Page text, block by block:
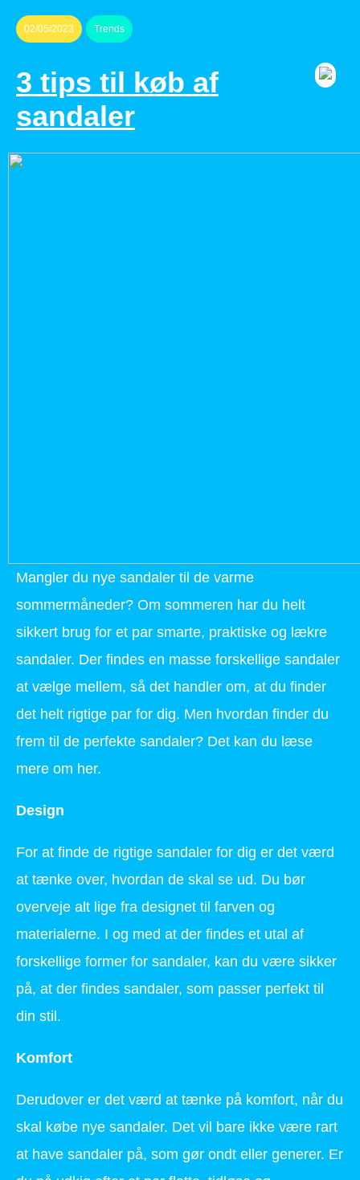
02/05/2023 Trends
3 tips til køb af
sandaler
Mangler du nye sandaler til de varme
sommermåneder? Om sommeren har du helt
sikkert brug for et par smarte, praktiske og lækre
sandaler. Der findes en masse forskellige sandaler
at vælge mellem, så det handler om, at du finder
det helt rigtige par for dig. Men hvordan finder du
frem til de perfekte sandaler? Det kan du læse
mere om her.
Design
For at finde de rigtige sandaler for dig er det værd
at tænke over, hvordan de skal se ud. Du bør
overveje alt lige fra designet til farven og
materialerne. I og med at der findes et utal af
forskellige former for sandaler, kan du være sikker
på, at der findes sandaler, som passer perfekt til
din stil.
Komfort
Derudover er det værd at tænke på komfort, når du
skal købe nye sandaler. Det vil bare ikke være rart
at have sandaler på, som gør ondt eller generer. Er